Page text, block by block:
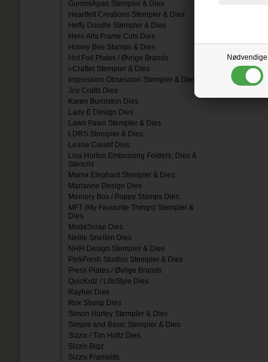
Nødvendige
GummiApan Stempler & Dies
Heartfelt Creations Stempler & Dies
Heffy Doodle Stempler & Dies
Hero Arts Frame Cuts Dies
Honey Bee Stamps & Dies
Hot Foil Plates / Øvrige Brands
i-Crafter Stempler & Dies
Impression Obsession Stempler & Dies
Joy Crafts Dies
Karen Burniston Dies
Lady E Design Dies
Lawn Fawn Stempler & Dies
LDRS Stempler & Dies
Leane Creatif Dies
Lisa Horton Embossing Folders, Dies &
Stencils
Mama Elephant Stempler & Dies
Marianne Design Dies
Memory Box / Poppy Stamps Dies
MFT (My Favourite Things) Stempler &
Dies
ModaScrap Dies
Nellie Snellen Dies
NHH Design Stempler & Dies
PinkFresh Studios Stempler & Dies
Press Plates / Øvrige Brands
QuicKutz / LifeStyle Dies
Rayher Dies
Rox Stamp Dies
Simon Hurley Stempler & Dies
Simple and Basic Stempler & Dies
Sizzix / Tim Holtz Dies
Sizzix Bigz
Sizzix Framelits